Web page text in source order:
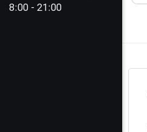
8:00 - 21:00